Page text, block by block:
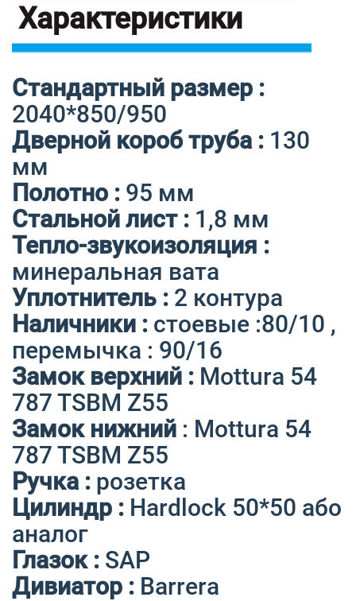
Характеристики
Стандартный размер :
2040*850/950
Дверной короб труба : 130
мм
Полотно : 95 мм
Стальной лист : 1,8 мм
Тепло-звукоизоляция :
минеральная вата
Уплотнитель : 2 контура
Наличники : стоевые :80/10 ,
перемычка : 90/16
Замок верхний : Mottura 54
787 TSBM Z55
Замок нижний : Mottura 54
787 TSBM Z55
Ручка : розетка
Цилиндр : Hardlock 50*50 або
аналог
Глазок : SAP
Дивиатор : Barrera